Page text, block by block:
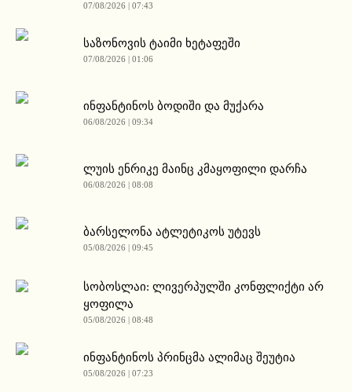
07/08/2026 | 07:43
საზონოვის ტაიმი ხეტაფეში
07/08/2026 | 01:06
ინფანტინოს ბოდიში და მუქარა
06/08/2026 | 09:34
ლუის ენრიკე მაინც კმაყოფილი დარჩა
06/08/2026 | 08:08
ბარსელონა ატლეტიკოს უტევს
05/08/2026 | 09:45
სობოსლაი: ლივერპულში კონფლიქტი არ
ყოფილა
05/08/2026 | 08:48
ინფანტინოს პრინცმა ალიმაც შეუტია
05/08/2026 | 07:23